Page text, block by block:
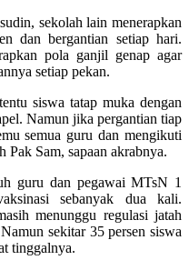
sekolah lain menerapkan
dan bergantian setiap hari.
pola ganjil genap agar
setiap pekan.
siswa tatap muka dengan
Namun jika pergantian tiap
semua guru dan mengikuti
Pak Sam, sapaan akrabnya.
guru dan pegawai MTsN 1
sebanyak dua kali.
menunggu regulasi jatah
sekitar 35 persen siswa
tinggalnya.